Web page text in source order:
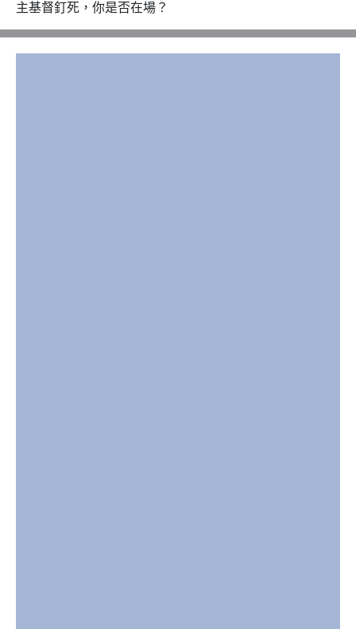
主基督釘死，你是否在場？